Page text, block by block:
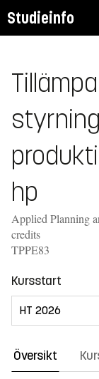
Studieinfo
hp
Applied Planning
credits
TPPE83
Kursstart
Översikt